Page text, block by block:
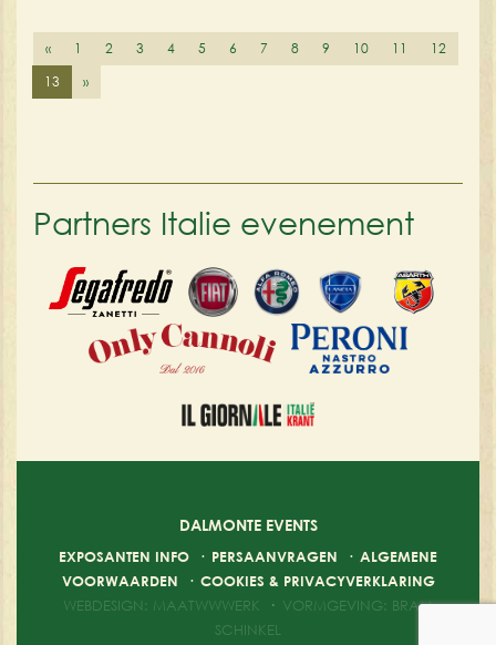
« 1 2 3 4 5 6 7 8 9 10 11
12
13
»
Partners Italie evenement
DALMONTE EVENTS
EXPOSANTEN INFO · PERSAANVRAGEN · ALGEMENE
VOORWAARDEN · COOKIES & PRIVACYVERKLARING
WEBDESIGN: MAATWWWERK
· VORMGEVING: BRAM
SCHINKEL